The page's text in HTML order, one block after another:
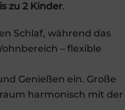
zu 2 Kinder.
Schlaf, während das
– flexible
Genießen ein. Große
harmonisch mit der